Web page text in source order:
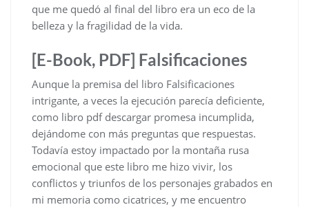
que me quedó al final del libro era un eco de la
belleza y la fragilidad de la vida.
[E-Book, PDF] Falsificaciones
Aunque la premisa del libro Falsificaciones
intrigante, a veces la ejecución parecía deficiente,
como libro pdf descargar promesa incumplida,
dejándome con más preguntas que respuestas.
Todavía estoy impactado por la montaña rusa
emocional que este libro me hizo vivir, los
conflictos y triunfos de los personajes grabados en
mi memoria como cicatrices, y me encuentro